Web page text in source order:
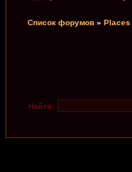
Список форумов » Places
Найти: